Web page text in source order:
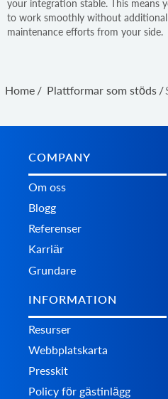
your integration stable. This means
to work smoothly without
maintenance efforts from your side.
Home / Plattformar som stöds /
COMPANY
Om oss
Blogg
Referenser
Karriär
Grundare
INFORMATION
Resurser
Webbplatskarta
Presskit
Policy för gästinlägg